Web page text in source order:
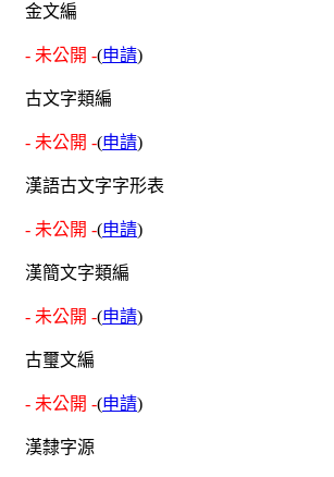
金文編
- 未公開 -(申請)
古文字類編
- 未公開 -(申請)
漢語古文字字形表
- 未公開 -(申請)
漢簡文字類編
- 未公開 -(申請)
古璽文編
- 未公開 -(申請)
漢隸字源